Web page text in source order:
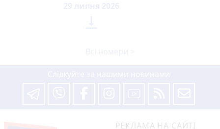
РЕКЛАМА НА САЙТІ